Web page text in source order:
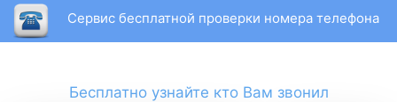
Сервис бесплатной проверки номера телефона
Бесплатно узнайте кто Вам звонил